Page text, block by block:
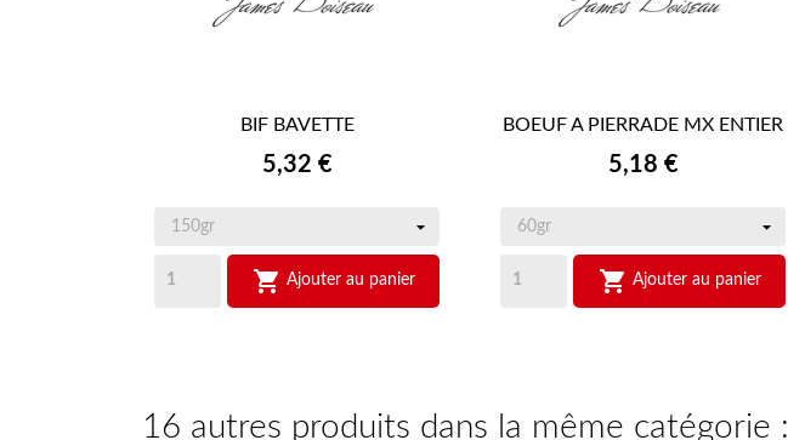
APERÇU RAPIDE
BIF BAVETTE
Prix
5,32 €
 Ajouter au panier
APERÇU RAPIDE
BOEUF A PIERRADE MX ENTIER
Prix
5,18 €
 Ajouter au panier
16 autres produits dans la même catégorie :